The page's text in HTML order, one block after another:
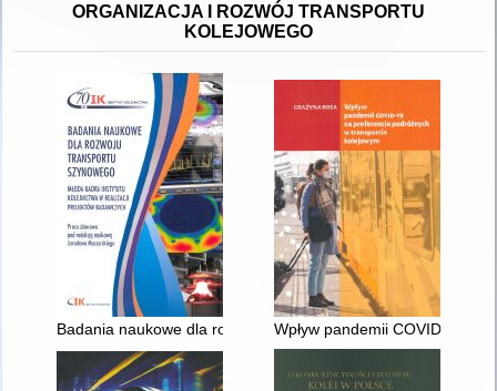
ORGANIZACJA I ROZWÓJ TRANSPORTU
KOLEJOWEGO
Badania naukowe dla rozwoju transportu szynowego :
Wpływ pandemii COVID-19